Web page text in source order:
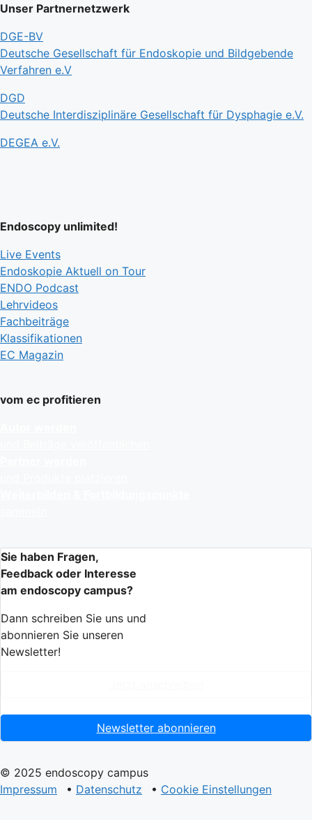
Unser Partnernetzwerk
DGE-BV
Deutsche Gesellschaft für Endoskopie und Bildgebende
Verfahren e.V
DGD
Deutsche Interdisziplinäre Gesellschaft für Dysphagie e.V.
DEGEA e.V.
Endoscopy unlimited!
Live Events
Endoskopie Aktuell on Tour
ENDO Podcast
Lehrvideos
Fachbeiträge
Klassifikationen
EC Magazin
vom ec profitieren
Sie haben Fragen,
Feedback oder Interesse
am endoscopy campus?
Dann schreiben Sie uns und
abonnieren Sie unseren
Newsletter!
Newsletter abonnieren
© 2025 endoscopy campus
Impressum
• Datenschutz • Cookie Einstellungen